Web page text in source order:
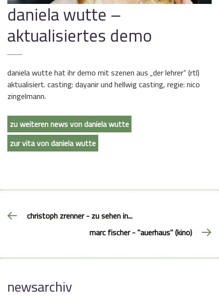
daniela wutte –
aktualisiertes demo
daniela wutte hat ihr demo mit szenen aus „der lehrer“ (rtl)
aktualisiert. casting: dayanir und hellwig casting, regie: nico
zingelmann.
zu weiteren news von daniela wutte
zur vita von daniela wutte
christoph zrenner - zu sehen in...
marc fischer - "auerhaus" (kino)
newsarchiv